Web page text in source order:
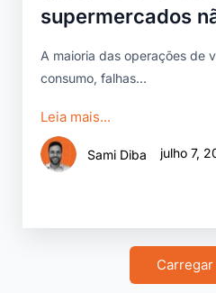
supermercados
A maioria das operações de
consumo, falhas...
Leia mais...
Sami Diba julho 7,
Carregar